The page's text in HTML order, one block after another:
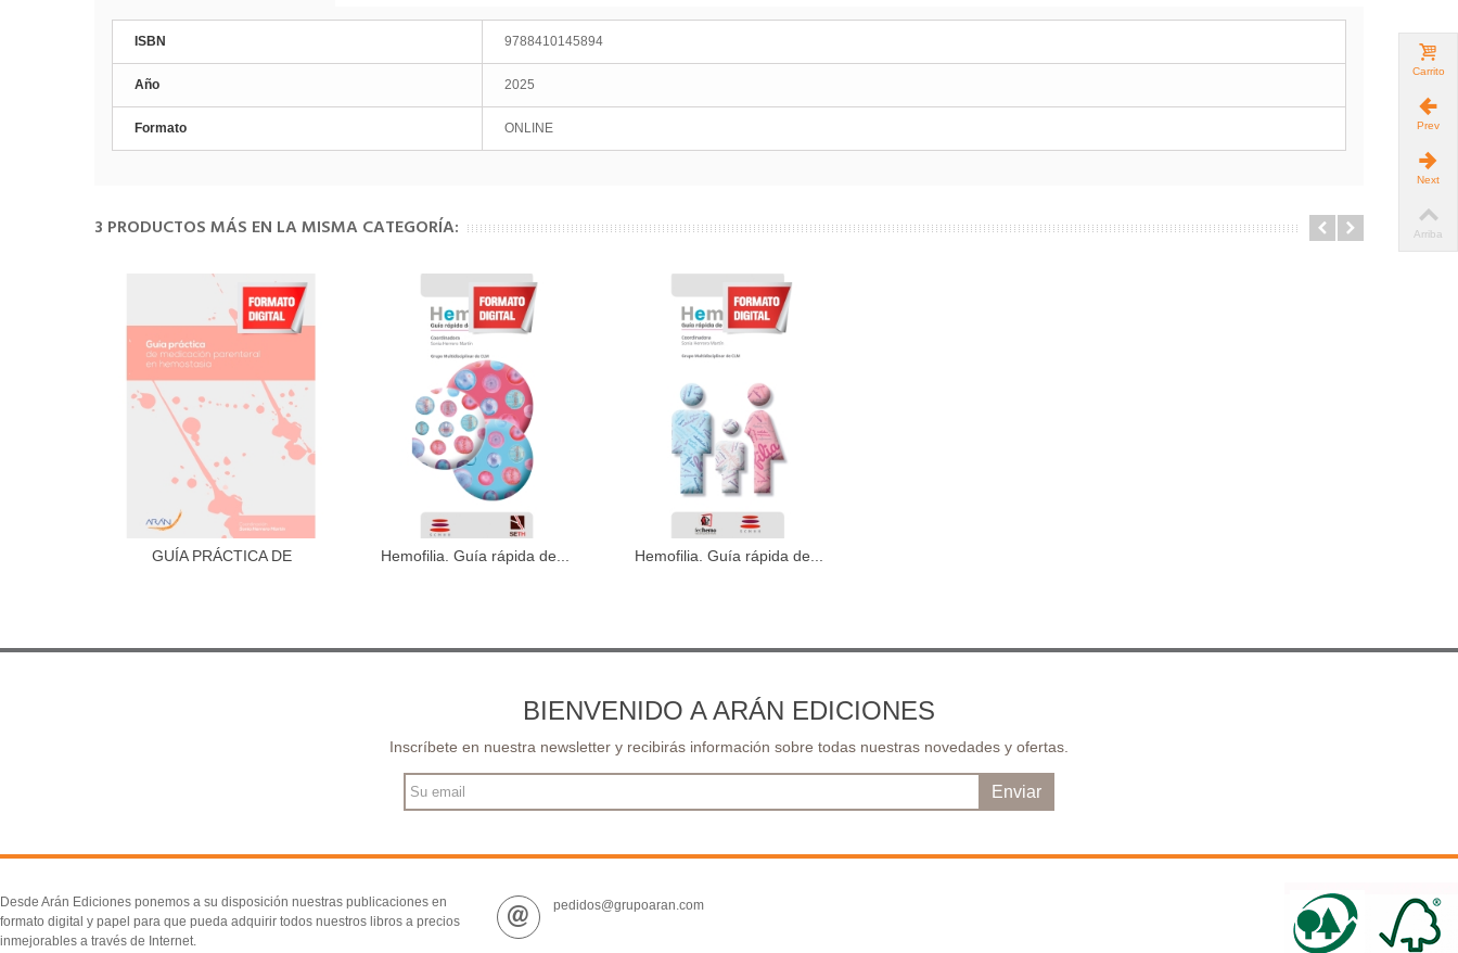
ISBN 9788410145894
Año 2025
Formato ONLINE
3 PRODUCTOS MÁS EN LA MISMA CATEGORÍA:
Añadir al carrito
GUÍA PRÁCTICA DE
Añadir al carrito
Hemofilia. Guía rápida de... Añadir al carrito
Hemofilia. Guía rápida de...
BIENVENIDO A ARÁN EDICIONES
Inscríbete en nuestra newsletter y recibirás información sobre todas nuestras novedades y ofertas.
Enviar
Desde Arán Ediciones ponemos a su disposición nuestras publicaciones en
formato digital y papel para que pueda adquirir todos nuestros libros a precios
inmejorables a través de Internet.
pedidos@grupoaran.com
Carrito
Prev
Next
Arriba